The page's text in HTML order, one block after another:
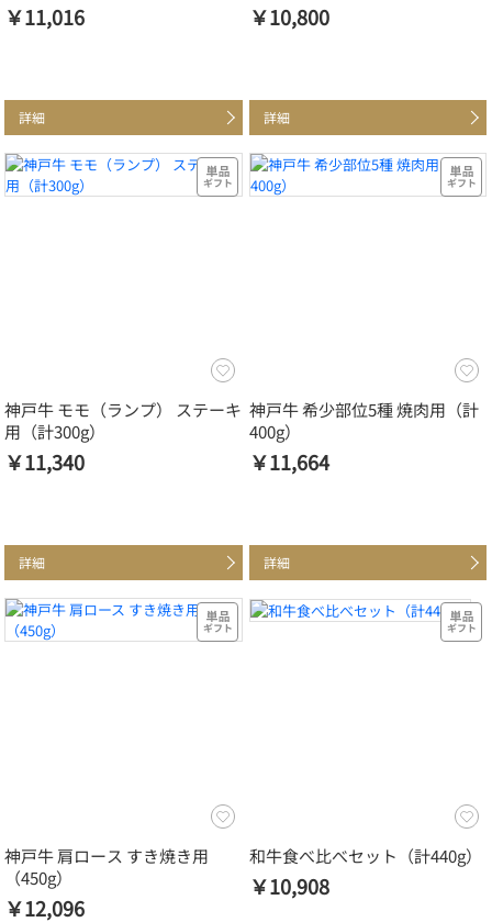
￥11,016
詳細
￥10,800
詳細
神戸牛 モモ（ランプ） ステーキ
用（計300g）
￥11,340
詳細
神戸牛 希少部位5種 焼肉用（計
400g）
￥11,664
詳細
神戸牛 肩ロース すき焼き用
（450g）
￥12,096
和牛食べ比べセット（計440g）
￥10,908